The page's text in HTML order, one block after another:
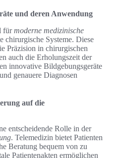
und deren Anwendung
fürmoderne medizinische
chirurgische Systeme. Diese
Präzision in chirurgischen
auch die Erholungszeit der
innovative Bildgebungsgeräte
genauere Diagnosen
auf die
entscheidende Rolle in der
. Telemedizin bietet Patienten
Beratung bequem von zu
Patientenakten ermöglichen